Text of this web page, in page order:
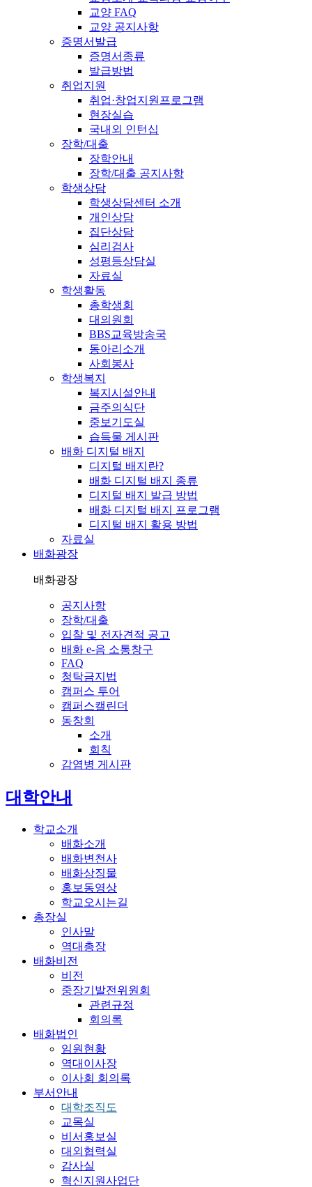
교양 FAQ
교양 공지사항
증명서발급
증명서종류
발급방법
취업지원
취업·창업지원프로그램
현장실습
국내외 인턴십
장학/대출
장학안내
장학/대출 공지사항
학생상담
학생상담센터 소개
개인상담
집단상담
심리검사
성평등상담실
자료실
학생활동
총학생회
대의원회
BBS교육방송국
동아리소개
사회봉사
학생복지
복지시설안내
금주의식단
중보기도실
습득물 게시판
배화 디지털 배지
디지털 배지란?
배화 디지털 배지 종류
디지털 배지 발급 방법
배화 디지털 배지 프로그램
디지털 배지 활용 방법
자료실
배화광장
배화광장
공지사항
장학/대출
입찰 및 전자견적 공고
배화 e-음 소통창구
FAQ
청탁금지법
캠퍼스 투어
캠퍼스캘린더
동창회
소개
회칙
감염병 게시판
전체메뉴
대학안내
학교소개
배화소개
배화변천사
배화상징물
홍보동영상
학교오시는길
총장실
인사말
역대총장
배화비전
비전
중장기발전위원회
관련규정
회의록
배화법인
임원현황
역대이사장
이사회 회의록
부서안내
대학조직도
교목실
비서홍보실
대외협력실
감사실
혁신지원사업단